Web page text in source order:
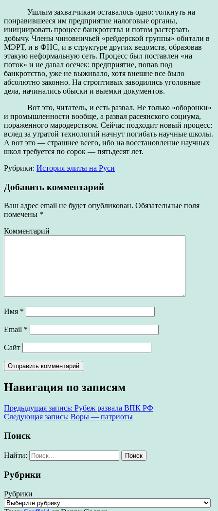
Ушлым захватчикам оставалось одно: толкнуть на
понравившееся им предприятие налоговые органы,
инициировать процесс банкротства и потом растерзать
добычу. Члены чиновничьей «рейдерской группы» обитали в
МЭРТ, и в ФНС, и в структуре других ведомств, образовав
этакую неформальную сеть. Процесс был поставлен «на
поток» и не давал осечек: предприятие, попав под
банкротство, уже не выживало, хотя внешне все было
абсолютно законно. На строптивых заводились уголовные
дела, начинались обыски и выемки документов.
Вот это, читатель, и есть развал. Не только «оборонки»
и промышленности вообще, а развал расеянского социума,
пораженного мародерством. Сейчас подходит новый процесс:
вслед за утратой технологий начнут погибать научные школы.
А вот это — страшнее всего, ибо на восстановление научных
школ требуется по сорок — пятьдесят лет.
Рубрики: История элиты на Руси
Добавить комментарий
Ваш адрес email не будет опубликован. Обязательные поля
помечены *
Комментарий
Имя *
Email *
Сайт
Навигация по записям
Предыдущая запись: Рубеж развала ВПК РФ
Следующая запись: Воры — патриоты
Поиск
Найти:
Рубрики
Рубрики